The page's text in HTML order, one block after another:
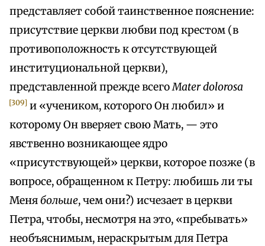
представляет собой таинственное пояснение:
присутствие церкви любви под крестом (в
противоположность к отсутствующей
институциональной церкви),
представленной прежде всегоMater dolorosa
[309] и «учеником, которого Он любил» и
которому Он вверяет свою Мать, — это
явственно возникающее ядро
«присутствующей» церкви, которое позже (в
вопросе, обращенном к Петру: любишь ли ты
Менябольше, чем они?) исчезает в церкви
Петра, чтобы, несмотря на это, «пребывать»
необъяснимым, нераскрытым для Петра